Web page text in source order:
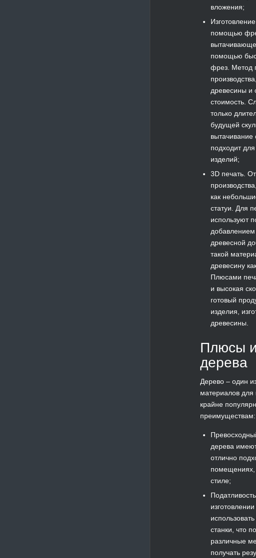
вложения;
помощью
помощью
фрез. Метод
древесины и
стоимость.
только
будущей
вытачивание
подходит
изделий;
3D печать.
как
статуи. Для
используют
добавлением
древесной
такой
древесину
Плюсами
и высокая
готовый
изделия,
древесины.
Плюсы
дерева
Дерево – один
материалов для
крайне
преимуществам:
дерева
отлично
помещениях,
стиле;
станки, что
различные
получать